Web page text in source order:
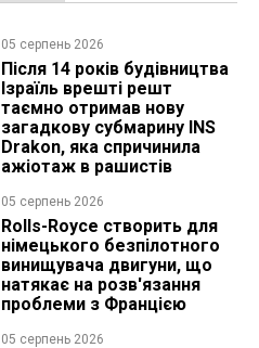
05 серпень 2026
Після 14 років будівництва
Ізраїль врешті решт
таємно отримав нову
загадкову субмарину INS
Drakon, яка спричинила
ажіотаж в рашистів
05 серпень 2026
Rolls-Royce створить для
німецького безпілотного
винищувача двигуни, що
натякає на розв'язання
проблеми з Францією
05 серпень 2026